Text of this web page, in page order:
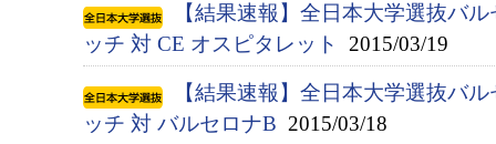
【結果速報】全日本大学選抜バ
ッチ 対 CE オスピタレット
2015/03/19
【結果速報】全日本大学選抜バ
ッチ 対 バルセロナB 2015/03/18